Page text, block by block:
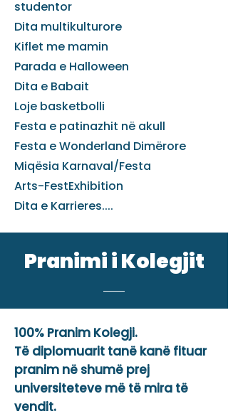
studentor
Dita multikulturore
Kiflet me mamin
Parada e Halloween
Dita e Babait
Loje basketbolli
Festa e patinazhit në akull
Festa e Wonderland Dimërore
Miqësia Karnaval/Festa
Arts-FestExhibition
Dita e Karrieres....
Pranimi i Kolegjit
100% Pranim Kolegji.
Të diplomuarit tanë kanë fituar
pranim në shumë prej
universiteteve më të mira të
vendit.